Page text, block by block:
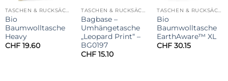
TASCHEN & RUCKSÄCKE
Bio
Baumwolltasche
Heavy
CHF19.60
TASCHEN & RUCKSÄCKE
Bagbase –
Umhängetasche
„Leopard Print“ –
BG0197
CHF 15.10
TASCHEN & RUCKSÄCKE
Bio
Baumwolltasche
EarthAware™ XL
CHF 30.15